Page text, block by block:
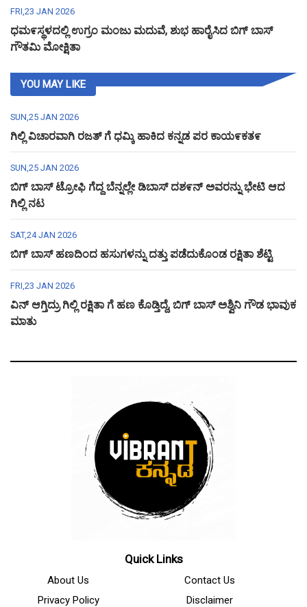
FRI,23 JAN 2026
ಧಮ೯ಸ್ಥಳದಲ್ಲಿ ಉಗ್ರಂ ಮಂಜು ಮದುವೆ, ಶುಭ ಹಾರೈಸಿದ ಬಿಗ್ ಬಾಸ್
ಗೌತಮಿ ಮೋಕ್ಷಿತಾ
YOU MAY LIKE
SUN,25 JAN 2026
ಗಿಲ್ಲಿ ವಿಚಾರವಾಗಿ ರಜತ್ ಗೆ ಧಮ್ಕಿ ಹಾಕಿದ ಕನ್ನಡ ಪರ ಕಾಯ೯ಕತ೯
SUN,25 JAN 2026
ಬಿಗ್ ಬಾಸ್ ಟ್ರೋಫಿ ಗೆದ್ದ ಬೆನ್ನಲ್ಲೇ ಡಿಬಾಸ್ ದಶ೯ನ್ ಅವರನ್ನು ಭೇಟಿ ಆದ
ಗಿಲ್ಲಿ ನಟ
SAT,24 JAN 2026
ಬಿಗ್ ಬಾಸ್ ಹಣದಿಂದ ಹಸುಗಳನ್ನು ದತ್ತು ಪಡೆದುಕೊಂಡ ರಕ್ಷಿತಾ ಶೆಟ್ಟಿ
FRI,23 JAN 2026
ವಿನ್ ಆಗ್ತಿದ್ರು ಗಿಲ್ಲಿ ರಕ್ಷಿತಾ ಗೆ ಹಣ ಕೊಡ್ತಿದ್ದೆ, ಬಿಗ್ ಬಾಸ್ ಅಶ್ವಿನಿ ಗೌಡ ಭಾವುಕ
ಮಾತು
Quick Links
About Us
Contact Us
Privacy Policy
Disclaimer